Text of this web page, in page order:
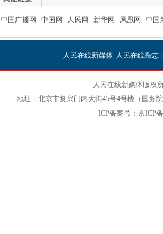
中国广播网 中国网 人民网 新华网 凤凰网 中国
人民在线新媒体| 人民在线杂志|
人民在线新媒体版权
地址：北京市复兴门内大街45号4号楼（国务
ICP备案号：京ICP